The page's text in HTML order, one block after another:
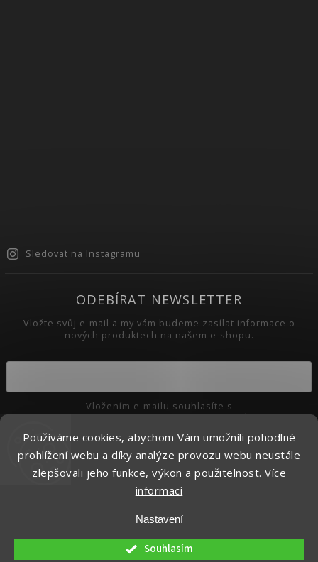
Používáme cookies, abychom Vám umožnili pohodlné
prohlížení webu a díky analýze provozu webu neustále
zlepšovali jeho funkce, výkon a použitelnost. Více
informací
Nastavení
Souhlasím
Sledovat na Instagramu
ODEBÍRAT NEWSLETTER
Vložte svůj e-mail a my vám budeme zasílat informace o
nových produktech na našem e-shopu.
podmínkami ochrany osobních údajů
Přihlásit se
Upravit nastavení cookies
Shoptet| Design